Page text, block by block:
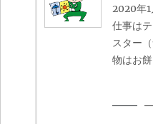
2020年1
仕事は
スター
物はお餅